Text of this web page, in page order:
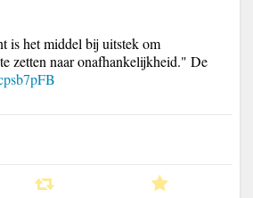
is het middel bij uitstek om
zetten naar onafhankelijkheid." De